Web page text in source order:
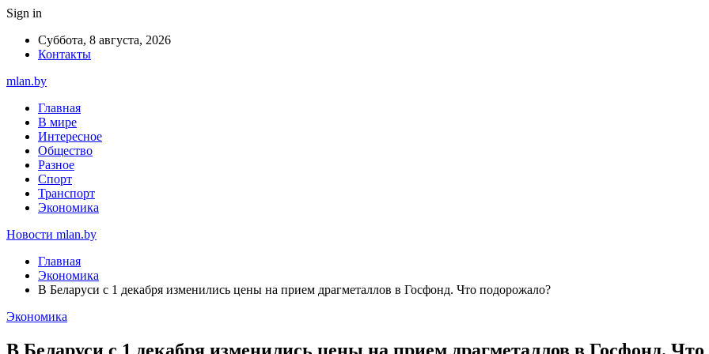
Sign in
Суббота, 8 августа, 2026
Контакты
mlan.by
Главная
В мире
Интересное
Общество
Разное
Спорт
Транспорт
Экономика
Новости mlan.by
Главная
Экономика
В Беларуси с 1 декабря изменились цены на прием драгметаллов в Госфонд. Что подорожало?
Экономика